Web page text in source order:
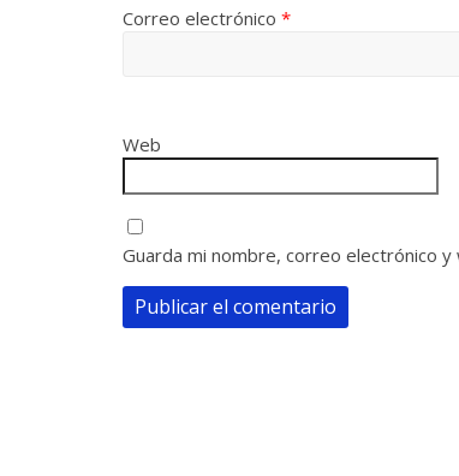
Correo electrónico *
Web
Guarda mi nombre, correo electrónico